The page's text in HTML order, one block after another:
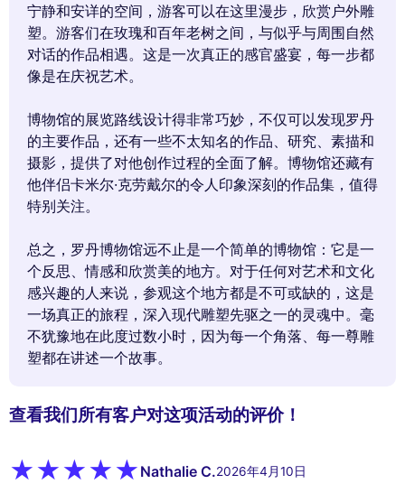
查看我们所有客户对这项活动的评价！
Nathalie C.2026年4月10日
宁静和安详的空间，游客可以在这里漫步，欣赏户外雕
塑。游客们在玫瑰和百年老树之间，与似乎与周围自然
对话的作品相遇。这是一次真正的感官盛宴，每一步都
像是在庆祝艺术。
博物馆的展览路线设计得非常巧妙，不仅可以发现罗丹
的主要作品，还有一些不太知名的作品、研究、素描和
摄影，提供了对他创作过程的全面了解。博物馆还藏有
他伴侣卡米尔·克劳戴尔的令人印象深刻的作品集，值得
特别关注。
总之，罗丹博物馆远不止是一个简单的博物馆：它是一
个反思、情感和欣赏美的地方。对于任何对艺术和文化
感兴趣的人来说，参观这个地方都是不可或缺的，这是
一场真正的旅程，深入现代雕塑先驱之一的灵魂中。毫
不犹豫地在此度过数小时，因为每一个角落、每一尊雕
塑都在讲述一个故事。